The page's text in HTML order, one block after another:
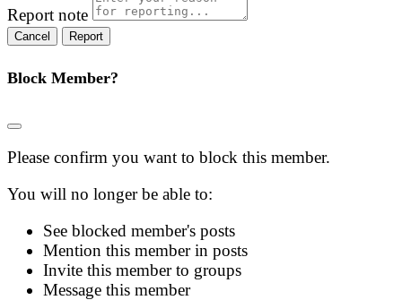
Report note
Report
Block Member?
Please confirm you want to block this member.
You will no longer be able to:
See blocked member's posts
Mention this member in posts
Invite this member to groups
Message this member